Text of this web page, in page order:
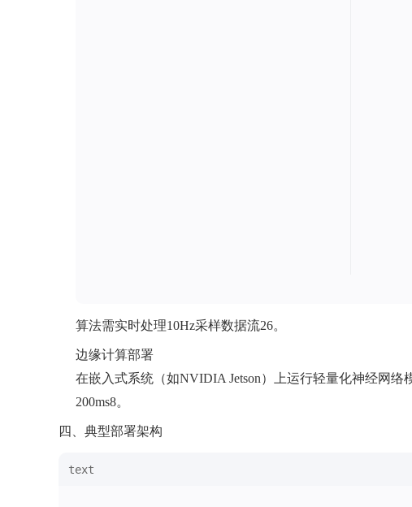
算法需实时处理10Hz采样数据流26。
‌边缘计算部署‌
在嵌入式系统（如NVIDIA Jetson）上运行轻量化神经网
200ms8。
‌四、典型部署架构‌
text